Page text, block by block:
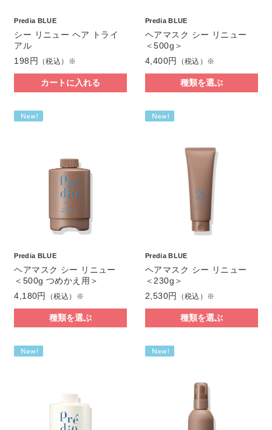
Predia BLUE
シー リニュー ヘア トライ
アル
198円
（税込）※
カートに入れる
Predia BLUE
ヘアマスク シー リニュー
＜500g＞
4,400円
（税込）※
種類を選ぶ
Predia BLUE
ヘアマスク シー リニュー
＜500g つめかえ用＞
4,180円
（税込）※
種類を選ぶ
Predia BLUE
ヘアマスク シー リニュー
＜230g＞
2,530円
（税込）※
種類を選ぶ